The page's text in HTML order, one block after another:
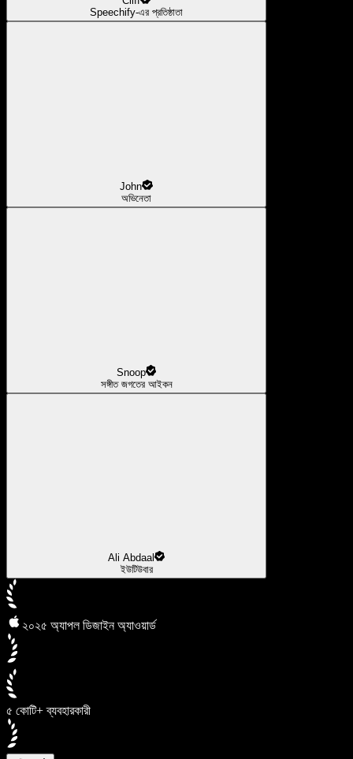
Speechify-এর প্রতিষ্ঠাতা
John
অভিনেতা
Snoop
সঙ্গীত জগতের আইকন
Ali Abdaal
ইউটিউবার
২০২৫ অ্যাপল ডিজাইন অ্যাওয়ার্ড
৫ কোটি+ ব্যবহারকারী